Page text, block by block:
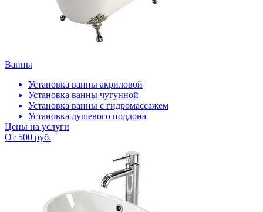
Ванны
Установка ванны акриловой
Установка ванны чугунной
Установка ванны с гидромассажем
Установка душевого поддона
Цены на услуги
От 500 руб.